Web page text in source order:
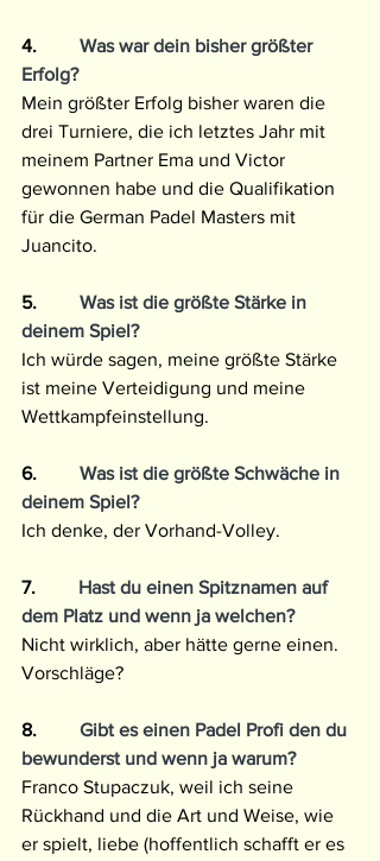
4. Was war dein bisher größter
Erfolg?
Mein größter Erfolg bisher waren die
drei Turniere, die ich letztes Jahr mit
meinem Partner Ema und Victor
gewonnen habe und die Qualifikation
für die German Padel Masters mit
Juancito.
5. Was ist die größte Stärke in
deinem Spiel?
Ich würde sagen, meine größte Stärke
ist meine Verteidigung und meine
Wettkampfeinstellung.
6. Was ist die größte Schwäche in
deinem Spiel?
Ich denke, der Vorhand-Volley.
7. Hast du einen Spitznamen auf
dem Platz und wenn ja welchen?
Nicht wirklich, aber hätte gerne einen.
Vorschläge?
8. Gibt es einen Padel Profi den du
bewunderst und wenn ja warum?
Franco Stupaczuk, weil ich seine
Rückhand und die Art und Weise, wie
er spielt, liebe (hoffentlich schafft er es